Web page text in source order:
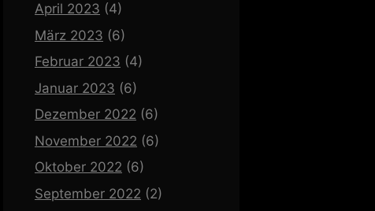
April 2023 (4)
März 2023 (6)
Februar 2023 (4)
Januar 2023 (6)
Dezember 2022 (6)
November 2022 (6)
Oktober 2022 (6)
September 2022 (2)